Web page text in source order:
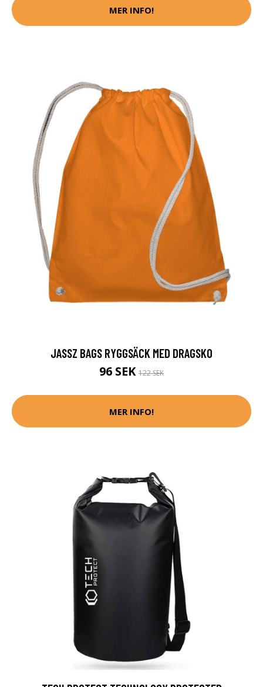
MER INFO!
JASSZ BAGS RYGGSÄCK MED DRAGSKO
96 SEK 122 SEK
MER INFO!